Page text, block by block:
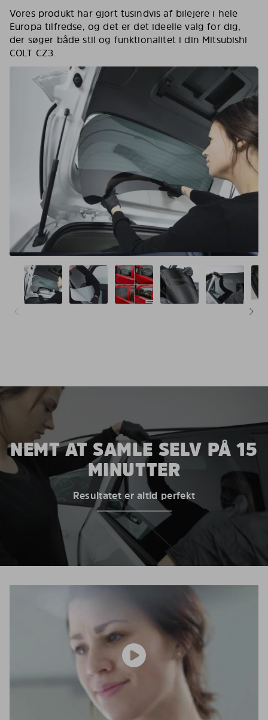
Vores produkt har gjort tusindvis af bilejere i hele
Europa tilfredse, og det er det ideelle valg for dig,
der søger både stil og funktionalitet i din Mitsubishi
COLT CZ3.
NEMT AT SAMLE SELV PÅ 15
MINUTTER
Resultatet er altid perfekt